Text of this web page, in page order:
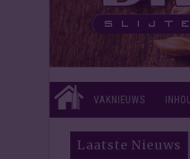
VAKNIEUWS
Laatste Nieuws